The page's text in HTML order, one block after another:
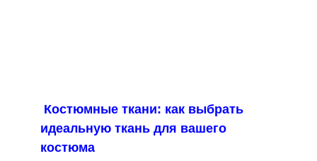
Костюмные ткани: как выбрать
идеальную ткань для вашего
костюма